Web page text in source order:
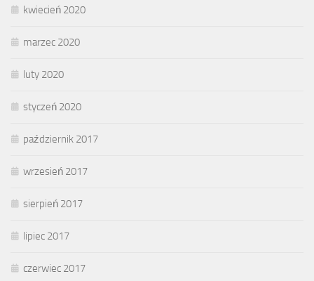
kwiecień 2020
marzec 2020
luty 2020
styczeń 2020
październik 2017
wrzesień 2017
sierpień 2017
lipiec 2017
czerwiec 2017